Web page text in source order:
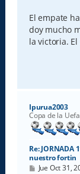
s
a
j
e
El empate
doy mucho
la victoria.
Ipurua2003
Copa de la Uefa
Re: JORNADA
nuestro fortin
M
Jue Oct 31,